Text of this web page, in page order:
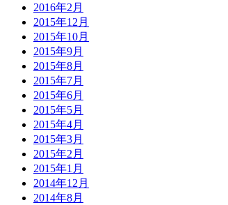
2016年2月
2015年12月
2015年10月
2015年9月
2015年8月
2015年7月
2015年6月
2015年5月
2015年4月
2015年3月
2015年2月
2015年1月
2014年12月
2014年8月